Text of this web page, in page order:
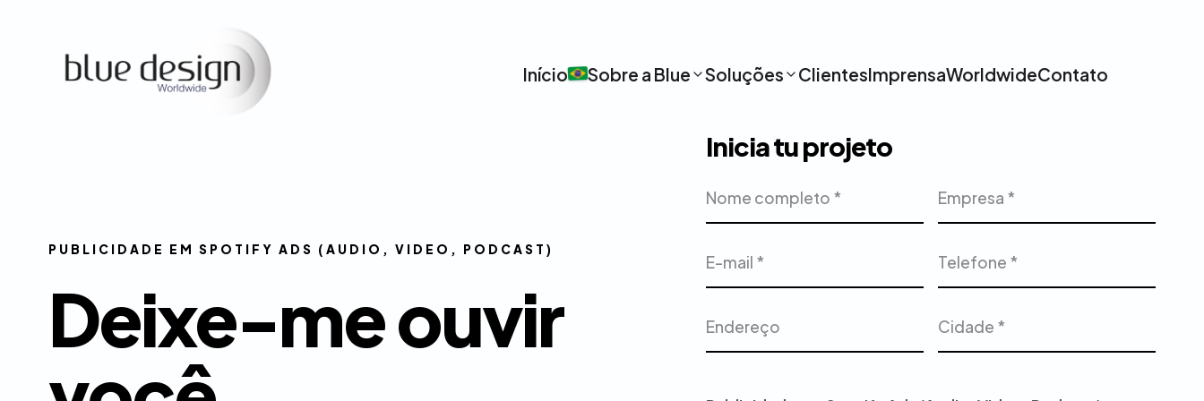
Início Sobre a Blue Soluções ClientesImprensaWorldwideContato
PUBLICIDADE EM SPOTIFY ADS (AUDIO, VIDEO, PODCAST)
Deixe-me ouvir
Inicia tu projeto
completo
mail